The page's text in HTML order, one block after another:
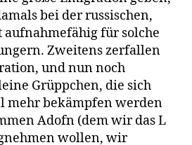
bei der russischen,
aufnahmefähig für solche
Zweitens zerfallen
und nun noch
Grüppchen, die sich
mehr bekämpfen werden
Adofn (dem wir das L
wollen, wir